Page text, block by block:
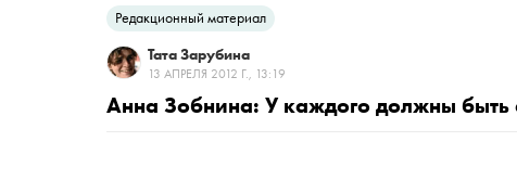
Редакционный материал
Тата Зарубина
13 АПРЕЛЯ 2012 Г., 13:19
Анна Зобнина: У каждого должны быть